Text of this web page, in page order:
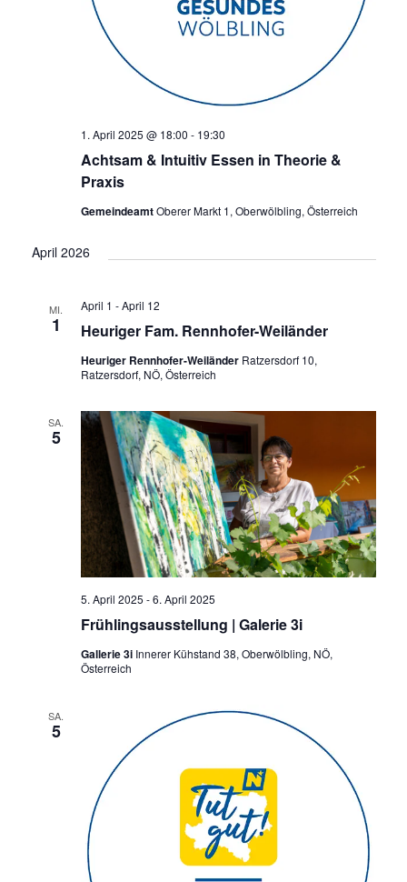
Achtsam & Intuitiv Essen in Theorie &
Praxis
1. April 2025 @ 18:00 - 19:30
GemeindeamtOberer Markt 1, Oberwölbling, Österreich
April 2026
MI.
1 Heuriger Fam. Rennhofer-Weiländer
April 1 -April 12
Heuriger Rennhofer-Weiländer Ratzersdorf 10,
Ratzersdorf, NÖ, Österreich
SA.
5
Frühlingsausstellung | Galerie 3i
5. April 2025 -6. April 2025
Gallerie 3i Innerer Kühstand 38, Oberwölbling, NÖ,
Österreich
SA.
5